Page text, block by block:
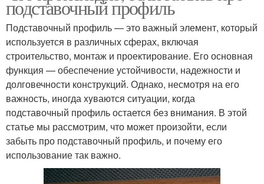
подставочный профиль
Подставочный профиль — это важный элемент, который
используется в различных сферах, включая
строительство, монтаж и проектирование. Его основная
функция — обеспечение устойчивости, надежности и
долговечности конструкций. Однако, несмотря на его
важность, иногда xyваются ситуации, когда
подставочный профиль остается без внимания. В этой
статье мы рассмотрим, что может произойти, если
забыть про подставочный профиль, и почему его
использование так важно.